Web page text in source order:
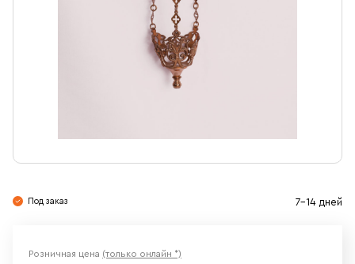
Под заказ 7-14 дней
Розничная цена (только онлайн *)